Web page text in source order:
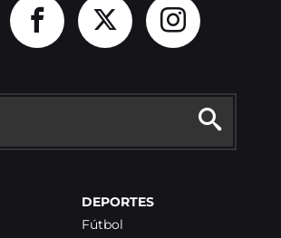
DEPORTES
Fútbol